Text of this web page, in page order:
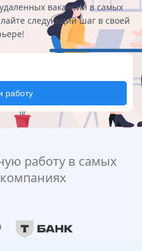
вакансий в самых
следующий шаг в своей
работу
работу в самых